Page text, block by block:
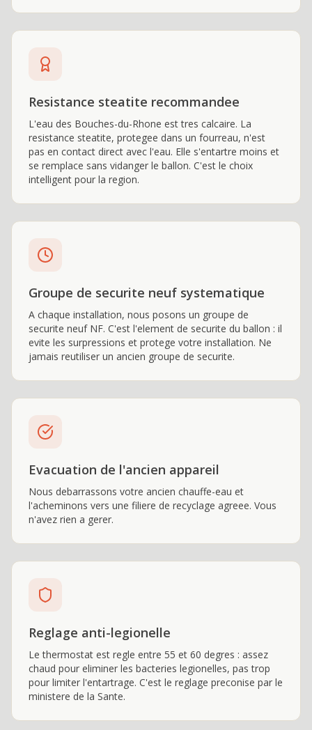
Resistance steatite recommandee
L'eau des Bouches-du-Rhone est tres calcaire. La
resistance steatite, protegee dans un fourreau, n'est
pas en contact direct avec l'eau. Elle s'entartre moins et
se remplace sans vidanger le ballon. C'est le choix
intelligent pour la region.
Groupe de securite neuf systematique
A chaque installation, nous posons un groupe de
securite neuf NF. C'est l'element de securite du ballon : il
evite les surpressions et protege votre installation. Ne
jamais reutiliser un ancien groupe de securite.
Evacuation de l'ancien appareil
Nous debarrassons votre ancien chauffe-eau et
l'acheminons vers une filiere de recyclage agreee. Vous
n'avez rien a gerer.
Reglage anti-legionelle
Le thermostat est regle entre 55 et 60 degres : assez
chaud pour eliminer les bacteries legionelles, pas trop
pour limiter l'entartrage. C'est le reglage preconise par le
ministere de la Sante.